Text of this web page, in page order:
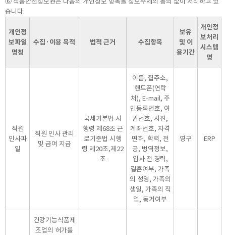
습니다.
개인정
보파일
명칭
수집·이용 목적 법적 근거 수집항목
보유
및 이
용기간
개인정
보처리
시스템
명
직원
인사파
일
직원 인사 관리
및 급여 지급
국세기본법 시
행령 제68조 근
로기준법 시행
령 제20조,제22
조
이름, 집주소,
핸드폰(연락
처), E-mail, 주
민등록번호, 여
권번호, 사진,
계좌번호, 자격
면허, 학력, 전
공, 벙역정보,
입사 전 경력,
결혼여부, 가족
의 성명, 가족의
생일, 가족의 직
업, 동거여부
영구 ERP
건강기능식품제
조업의 허가를